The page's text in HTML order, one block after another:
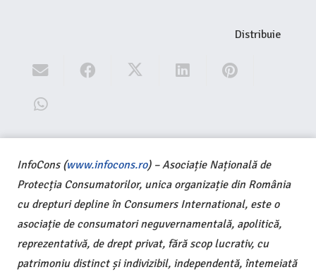
Distribuie
InfoCons (www.infocons.ro) – Asociație Națională de
Protecția Consumatorilor, unica organizație din România
cu drepturi depline în Consumers International, este o
asociație de consumatori neguvernamentală, apolitică,
reprezentativă, de drept privat, fără scop lucrativ, cu
patrimoniu distinct și indivizibil, independentă, întemeiată